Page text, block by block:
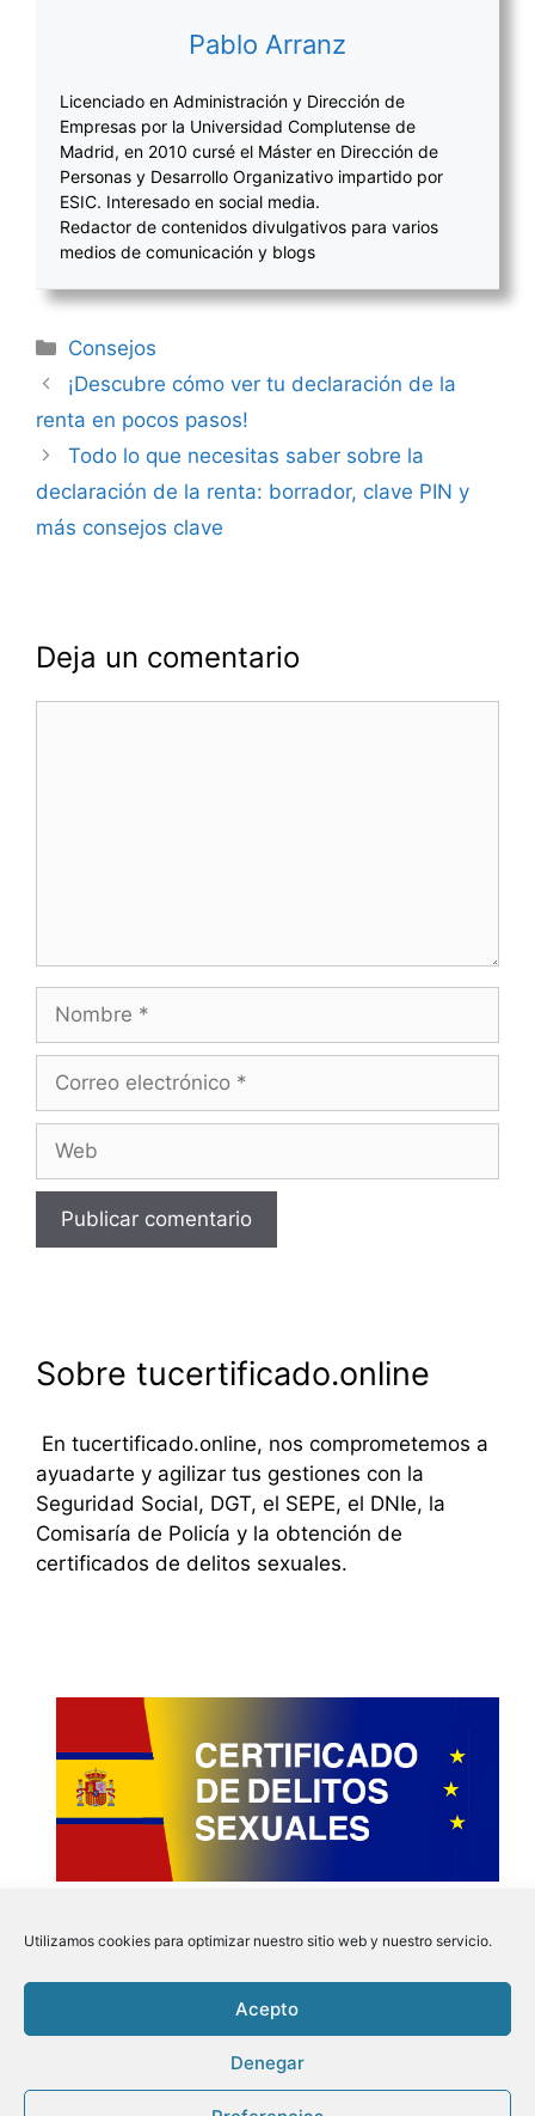
Utilizamos cookies para optimizar nuestro sitio web y nuestro servicio.
Acepto
Denegar
Pablo Arranz
Licenciado en Administración y Dirección de
Empresas por la Universidad Complutense de
Madrid, en 2010 cursé el Máster en Dirección de
Personas y Desarrollo Organizativo impartido por
ESIC. Interesado en social media.
Redactor de contenidos divulgativos para varios
medios de comunicación y blogs
Categorías
Consejos
Navegación
¡Descubre cómo ver tu declaración de la
renta en pocos pasos!
Todo lo que necesitas saber sobre la
declaración de la renta: borrador, clave PIN y
más consejos clave
Deja un comentario
electrónico
Sobre tucertificado.online
En tucertificado.online, nos comprometemos a
ayuadarte y agilizar tus gestiones con la
Seguridad Social, DGT, el SEPE, el DNIe, la
Comisaría de Policía y la obtención de
certificados de delitos sexuales.
Instagram